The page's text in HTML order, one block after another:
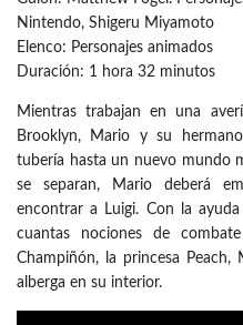
Nintendo, Shigeru Miyamoto
Elenco: Personajes animados
Duración: 1 hora 32 minutos
Mientras trabajan en una
Brooklyn, Mario y su
tubería hasta un nuevo mundo
se separan, Mario deberá
encontrar a Luigi. Con la
cuantas nociones de
Champiñón, la princesa
alberga en su interior.